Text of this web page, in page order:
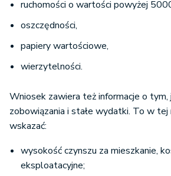
ruchomości o wartości powyżej
oszczędności,
papiery wartościowe,
wierzytelności.
Wniosek zawiera też informacje o tym,
zobowiązania i stałe wydatki. To w tej
wskazać:
wysokość czynszu za mieszkanie,
eksploatacyjne;